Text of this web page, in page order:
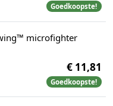
Goedkoopste!
microfighter
€ 11,81
Goedkoopste!